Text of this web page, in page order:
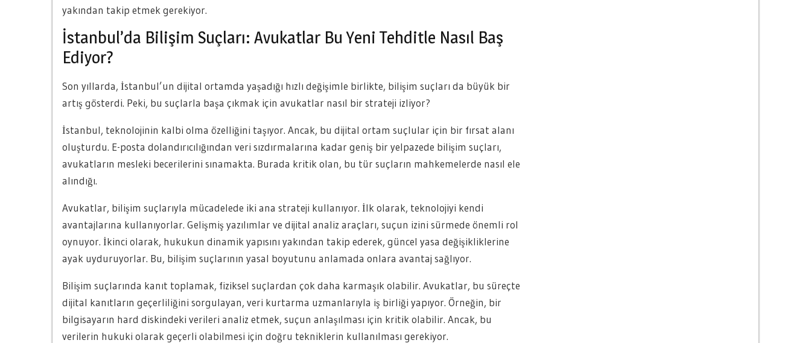
yakından takip etmek gerekiyor.
İstanbul’da Bilişim Suçları: Avukatlar Bu Yeni Tehditle Nasıl Baş
Ediyor?
Son yıllarda, İstanbul’un dijital ortamda yaşadığı hızlı değişimle birlikte, bilişim suçları da büyük bir
artış gösterdi. Peki, bu suçlarla başa çıkmak için avukatlar nasıl bir strateji izliyor?
İstanbul, teknolojinin kalbi olma özelliğini taşıyor. Ancak, bu dijital ortam suçlular için bir fırsat alanı
oluşturdu. E-posta dolandırıcılığından veri sızdırmalarına kadar geniş bir yelpazede bilişim suçları,
avukatların mesleki becerilerini sınamakta. Burada kritik olan, bu tür suçların mahkemelerde nasıl ele
alındığı.
Avukatlar, bilişim suçlarıyla mücadelede iki ana strateji kullanıyor. İlk olarak, teknolojiyi kendi
avantajlarına kullanıyorlar. Gelişmiş yazılımlar ve dijital analiz araçları, suçun izini sürmede önemli rol
oynuyor. İkinci olarak, hukukun dinamik yapısını yakından takip ederek, güncel yasa değişikliklerine
ayak uyduruyorlar. Bu, bilişim suçlarının yasal boyutunu anlamada onlara avantaj sağlıyor.
Bilişim suçlarında kanıt toplamak, fiziksel suçlardan çok daha karmaşık olabilir. Avukatlar, bu süreçte
dijital kanıtların geçerliliğini sorgulayan, veri kurtarma uzmanlarıyla iş birliği yapıyor. Örneğin, bir
bilgisayarın hard diskindeki verileri analiz etmek, suçun anlaşılması için kritik olabilir. Ancak, bu
verilerin hukuki olarak geçerli olabilmesi için doğru tekniklerin kullanılması gerekiyor.